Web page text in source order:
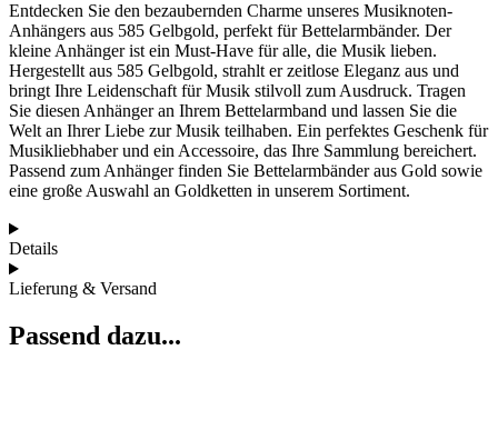
Entdecken Sie den bezaubernden Charme unseres Musiknoten-
Anhängers aus 585 Gelbgold, perfekt für Bettelarmbänder. Der
kleine Anhänger ist ein Must-Have für alle, die Musik lieben.
Hergestellt aus 585 Gelbgold, strahlt er zeitlose Eleganz aus und
bringt Ihre Leidenschaft für Musik stilvoll zum Ausdruck. Tragen
Sie diesen Anhänger an Ihrem Bettelarmband und lassen Sie die
Welt an Ihrer Liebe zur Musik teilhaben. Ein perfektes Geschenk für
Musikliebhaber und ein Accessoire, das Ihre Sammlung bereichert.
Passend zum Anhänger finden Sie Bettelarmbänder aus Gold sowie
eine große Auswahl an Goldketten in unserem Sortiment.
Details
Lieferung & Versand
Passend dazu...